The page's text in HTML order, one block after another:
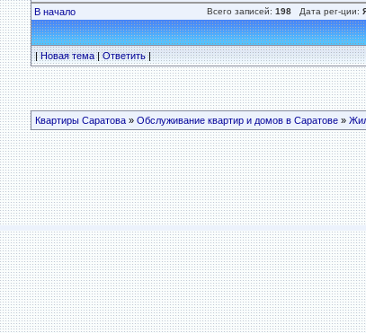
В начало Всего записей: 198 Дата рег-ции:
|Новая тема|Ответить|
Квартиры Саратова » Обслуживание квартир и домов в Саратове »